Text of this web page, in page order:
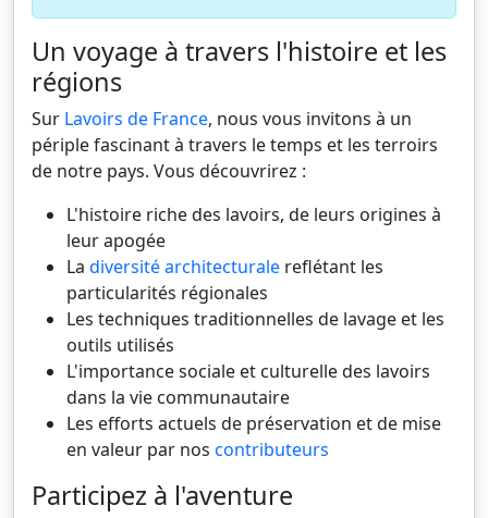
Un voyage à travers l'histoire et les
régions
Sur Lavoirs de France, nous vous invitons à un
périple fascinant à travers le temps et les terroirs
de notre pays. Vous découvrirez :
L'histoire riche des lavoirs, de leurs origines à
leur apogée
La diversité architecturale reflétant les
particularités régionales
Les techniques traditionnelles de lavage et les
outils utilisés
L'importance sociale et culturelle des lavoirs
dans la vie communautaire
Les efforts actuels de préservation et de mise
en valeur par nos contributeurs
Participez à l'aventure